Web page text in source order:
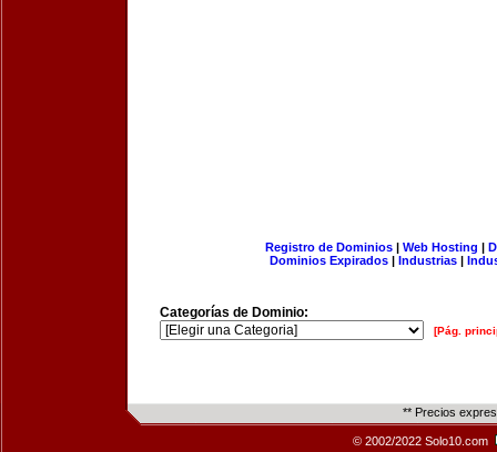
Registro de Dominios| Web Hosting |
Dominios Expirados | Industrias |
Categorías de Dominio:
[Pág.
** Precios
© 2002/2022 Solo10.com